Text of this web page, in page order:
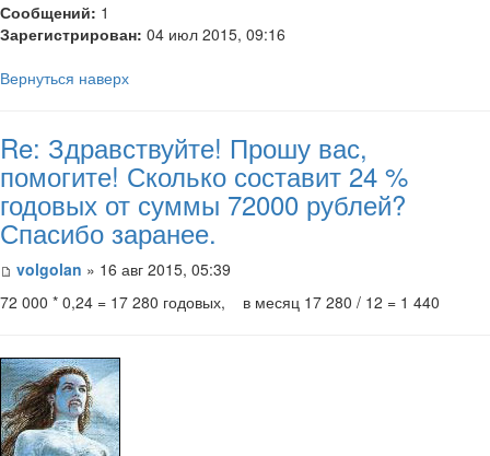
Сообщений: 1
Зарегистрирован: 04 июл 2015, 09:16
Вернуться наверх
Re: Здравствуйте! Прошу вас,
помогите! Сколько составит 24 %
годовых от суммы 72000 рублей?
Спасибо заранее.
volgolan » 16 авг 2015, 05:39
72 000 * 0,24 = 17 280 годовых, в месяц 17 280 / 12 = 1 440